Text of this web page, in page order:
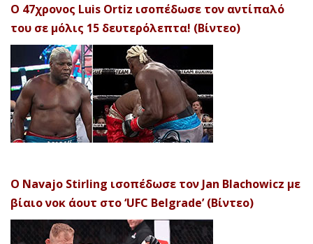
Ο 47χρονος Luis Ortiz ισοπέδωσε τον αντίπαλό
του σε μόλις 15 δευτερόλεπτα! (Βίντεο)
Ο Navajo Stirling ισοπέδωσε τον Jan Blachowicz με
βίαιο νοκ άουτ στο ‘UFC Belgrade’ (Βίντεο)